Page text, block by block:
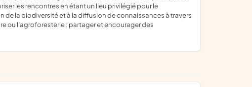
les rencontres en étant un lieu privilégié pour le
la biodiversité et à la diffusion de connaissances à travers
ou l'agroforesterie ; partager et encourager des